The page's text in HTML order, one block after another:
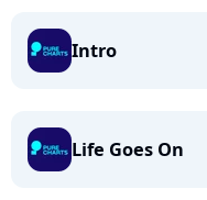
Intro
Life Goes On